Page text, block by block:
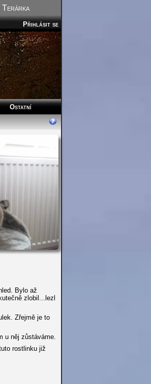
Terárka
Přihlásit se
Ostatní
Bylo až
zlobil...lezl
Zřejmě je to
u něj zůstáváme.
rostlinku již